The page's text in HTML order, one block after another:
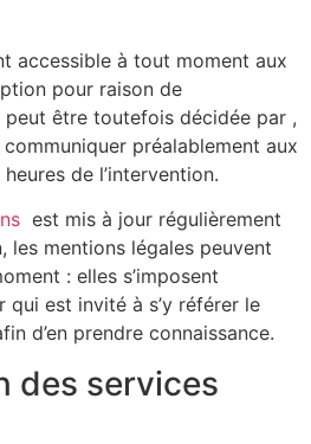
accessible à tout moment aux
pour raison de
peut être toutefois décidée par ,
préalablement aux
de l’intervention.
est mis à jour régulièrement
les mentions légales peuvent
: elles s’imposent
qui est invité à s’y référer le
d’en prendre connaissance.
des services